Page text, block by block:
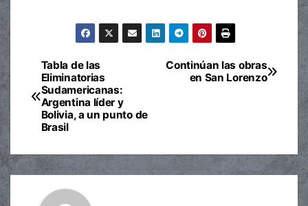
Navegación
de
entradas
Continúan las obras
en San Lorenzo
Tabla de las
Eliminatorias
Sudamericanas:
Argentina líder y
Bolivia, a un punto de
Brasil